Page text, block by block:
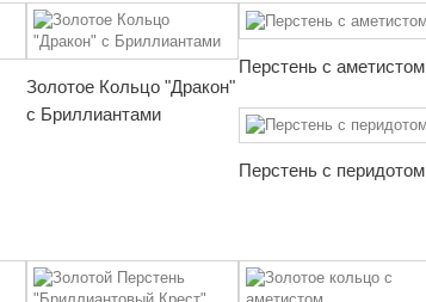
Золотое Кольцо "Дракон"
с Бриллиантами
Перстень с аметистом
Перстень с перидотом